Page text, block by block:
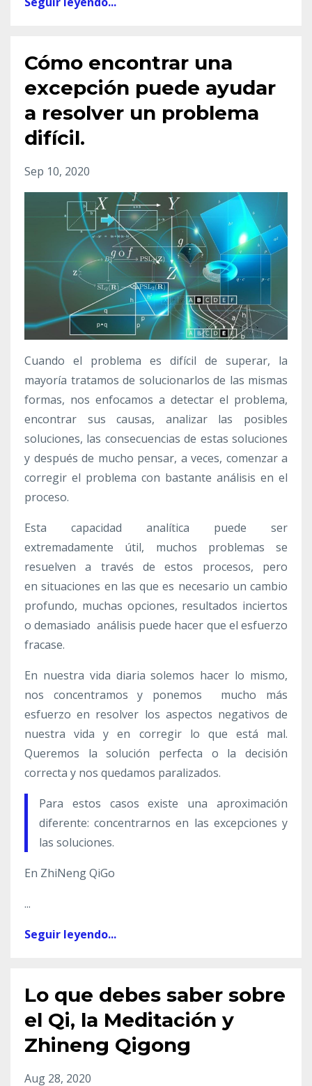
Cómo encontrar una
excepción puede ayudar
a resolver un problema
difícil.
Sep 10, 2020
Cuando el problema es difícil de superar, la
mayoría tratamos de solucionarlos de las mismas
formas, nos enfocamos a detectar el problema,
encontrar sus causas, analizar las posibles
soluciones, las consecuencias de estas soluciones
y después de mucho pensar, a veces, comenzar a
corregir el problema con bastante análisis en el
proceso.
Esta capacidad analítica puede ser
extremadamente útil, muchos problemas se
resuelven a través de estos procesos, pero
en situaciones en las que es necesario un cambio
profundo, muchas opciones, resultados inciertos
o demasiado análisis puede hacer que el esfuerzo
fracase.
En nuestra vida diaria solemos hacer lo mismo,
nos concentramos y ponemos mucho más
esfuerzo en resolver los aspectos negativos de
nuestra vida y en corregir lo que está mal.
Queremos la solución perfecta o la decisión
correcta y nos quedamos paralizados.
Para estos casos existe una aproximación
diferente: concentrarnos en las excepciones y
las soluciones.
En ZhiNeng QiGo
...
Seguir leyendo...
Lo que debes saber sobre
el Qi, la Meditación y
Zhineng Qigong
Aug 28, 2020